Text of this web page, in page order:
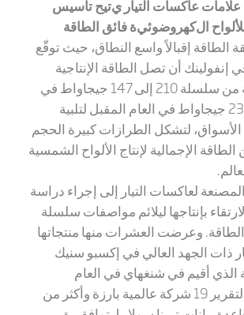
عاكسات التيار يتيحتأسيس
الكهروضوئيةفائق الطاقة
الطاقة إقبالاً واسع النطاق، حيث توقّع
إنفولينك أن تصل الطاقة الإنتاجية
إلى 147 جيجاوا
ط في
ط في العام المقبل لتلبية
لتشكل الطرازات كبيرة الحجم
70% من الطاقة الإجمالية لإنتاج الألواح الشمسية
لعاكسات التيار إلى إجراء دراسة
بإنتاجها ليلائم مواصفات سلسلة
فائقة الطاقة. وعرضت العشرات منها منتجاتها
ذات الجهد العالي في إكسبو سنيك
الذي أقيم في شنغهاي في العام
وأضاف التقرير 19 شركة عالمية بارزة وأكثر من